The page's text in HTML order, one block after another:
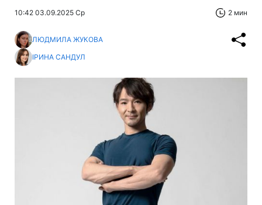
10:42 03.09.2025 Ср 2 мин
ЛЮДМИЛА ЖУКОВА
ІРИНА САНДУЛ